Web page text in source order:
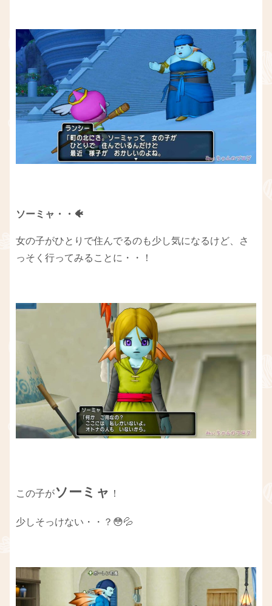
ソーミャ・・🐠
女の子がひとりで住んでるのも少し気になるけど、さ
っそく行ってみることに・・！
この子がソーミャ ！
少しそっけない・・？😳💦